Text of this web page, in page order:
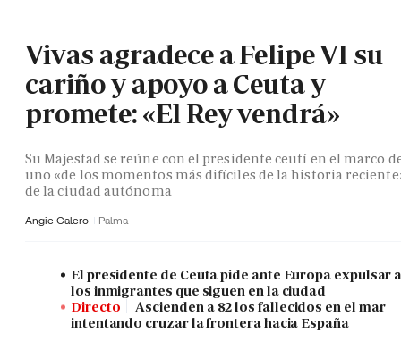
Vivas agradece a Felipe VI su
cariño y apoyo a Ceuta y
promete: «El Rey vendrá»
Su Majestad se reúne con el presidente ceutí en el marco
uno «de los momentos más difíciles de la historia
de la ciudad autónoma
Angie Calero Palma
El presidente de Ceuta pide ante Europa expulsar
los inmigrantes que siguen en la ciudad
Directo
Ascienden a 82 los fallecidos en el mar
intentando cruzar la frontera hacia España